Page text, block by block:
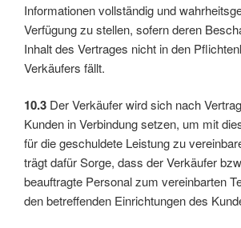
Informationen vollständig und
Verfügung zu stellen, sofern deren
Inhalt des Vertrages nicht in den
Verkäufers fällt.
10.3 Der Verkäufer wird sich nach
Kunden in Verbindung setzen, um mit
für die geschuldete Leistung zu
trägt dafür Sorge, dass der Verkäufer
beauftragte Personal zum vereinbarten
den betreffenden Einrichtungen des